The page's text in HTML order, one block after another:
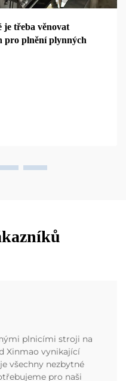
je třeba věnovat
pro plnění plynných
plnicími stroji na
Xinmao vynikající
všechny nezbytné
pro naši